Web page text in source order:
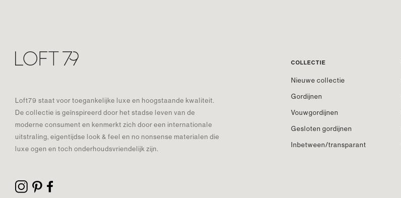
Loft79 staat voor toegankelijke luxe en hoogstaande kwaliteit.
De collectie is geïnspireerd door het stadse leven van de
moderne consument en kenmerkt zich door een internationale
uitstraling, eigentijdse look & feel en no nonsense materialen die
luxe ogen en toch onderhoudsvriendelijk zijn.
COLLECTIE
Nieuwe collectie
Gordijnen
Vouwgordijnen
Gesloten gordijnen
Inbetween/transparant